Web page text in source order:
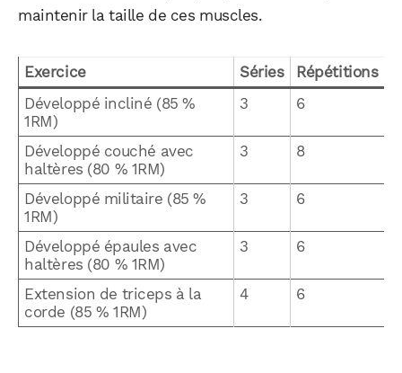
maintenir la taille de ces muscles.
Exercice Séries
Répétitions
Développé incliné (85 %
1RM)
3 6
Développé couché avec
haltères (80 % 1RM)
3 8
Développé militaire (85 %
1RM)
3 6
Développé épaules avec
haltères (80 % 1RM)
3 6
Extension de triceps à la
corde (85 % 1RM)
4 6